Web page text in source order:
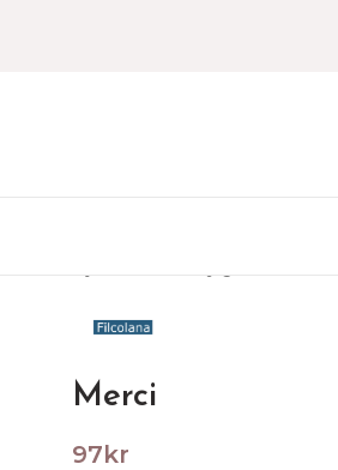
Merci
97kr